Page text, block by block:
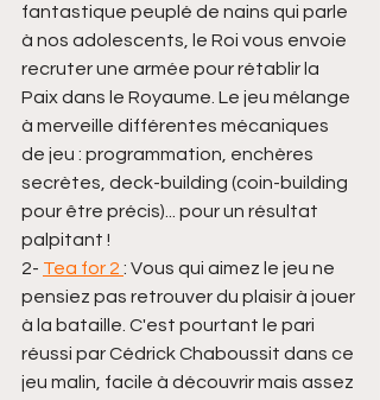
fantastique peuplé de nains qui parle
à nos adolescents, le Roi vous envoie
recruter une armée pour rétablir la
Paix dans le Royaume. Le jeu mélange
à merveille différentes mécaniques
de jeu : programmation, enchères
secrètes, deck-building (coin-building
pour être précis)... pour un résultat
palpitant !
2- Tea for 2 : Vous qui aimez le jeu ne
pensiez pas retrouver du plaisir à jouer
à la bataille. C'est pourtant le pari
réussi par Cédrick Chaboussit dans ce
jeu malin, facile à découvrir mais assez